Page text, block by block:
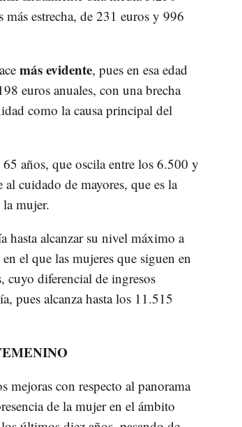
más estrecha, de 231 euros y 996
más evidente, pues en esa edad
euros anuales, con una brecha
como la causa principal del
años, que oscila entre los 6.500 y
cuidado de mayores, que es la
la mujer.
hasta alcanzar su nivel máximo a
el que las mujeres que siguen en
cuyo diferencial de ingresos
pues alcanza hasta los 11.515
mejoras con respecto al panorama
de la mujer en el ámbito